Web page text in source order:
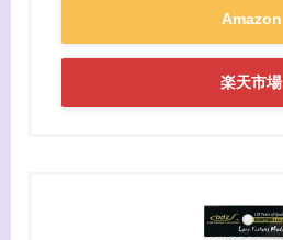
Amazon
楽天市場